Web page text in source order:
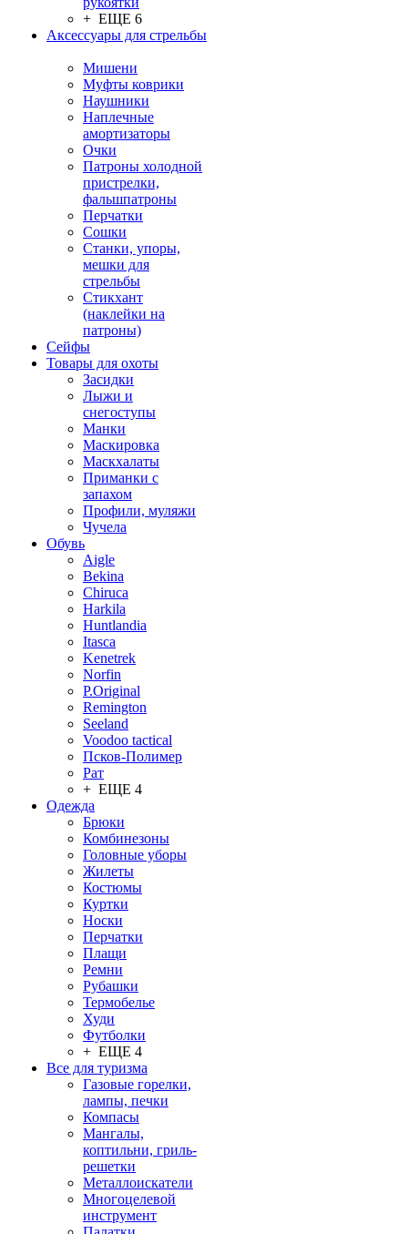
+ ЕЩЕ 6
Аксессуары для стрельбы
Мишени
Муфты коврики
Наушники
Наплечные
амортизаторы
Очки
Патроны холодной
пристрелки,
фальшпатроны
Перчатки
Сошки
Станки, упоры,
мешки для
стрельбы
Стикхант
(наклейки на
патроны)
Сейфы
Товары для охоты
Засидки
Лыжи и
снегоступы
Манки
Маскировка
Маскхалаты
Приманки с
запахом
Профили, муляжи
Чучела
Обувь
Aigle
Bekina
Chiruсa
Harkila
Huntlandia
Itasca
Kenetrek
Norfin
P.Original
Remington
Seeland
Voodoo tactical
Псков-Полимер
Рат
+ ЕЩЕ 4
Одежда
Брюки
Комбинезоны
Головные уборы
Жилеты
Костюмы
Куртки
Носки
Перчатки
Плащи
Ремни
Рубашки
Термобелье
Худи
Футболки
+ ЕЩЕ 4
Все для туризма
Газовые горелки,
лампы, печки
Компасы
Мангалы,
коптильни, гриль-
решетки
Металлоискатели
Многоцелевой
инструмент